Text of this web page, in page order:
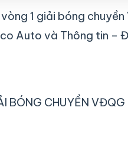
1 giải bóng
Auto và Thông tin –
BÓNG CHUYỀN